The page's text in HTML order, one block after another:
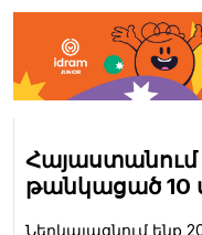
Հայաստանում
թանկացած 10
Ներկայացնում ենք